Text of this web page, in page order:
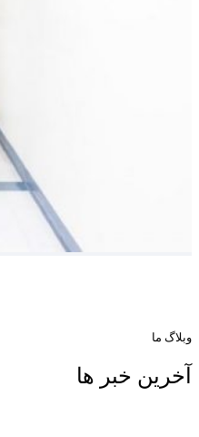
وبلاگ ما
آخرین خبر ها